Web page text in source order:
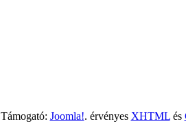
Támogató: Joomla!. érvényes XHTMLés